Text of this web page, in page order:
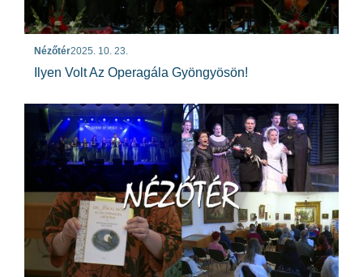
Nézőtér2025. 10. 23.
Ilyen Volt Az Operagála Gyöngyösön!